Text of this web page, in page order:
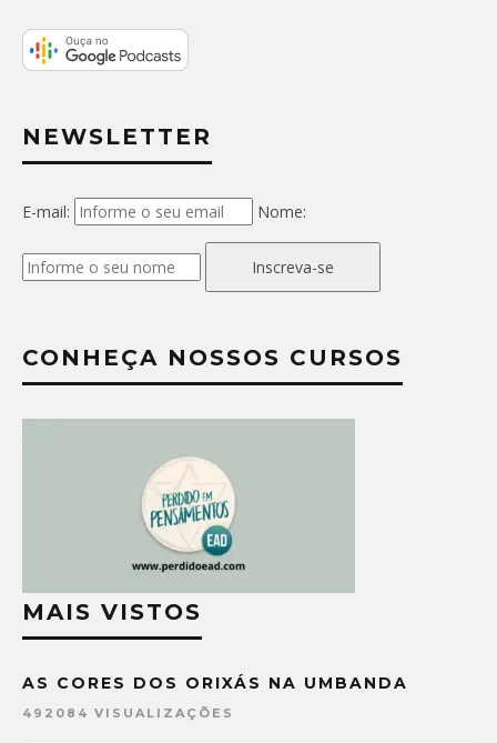
NEWSLETTER
E-mail: Nome:
Inscreva-se
CONHEÇA NOSSOS CURSOS
MAIS VISTOS
AS CORES DOS ORIXÁS NA UMBANDA
492084 VISUALIZAÇÕES